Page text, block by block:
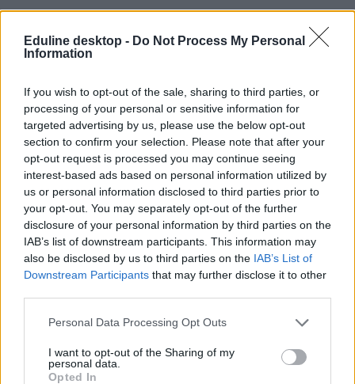
Eduline desktop - Do Not Process My Personal
Information
If you wish to opt-out of the sale, sharing to third parties, or
processing of your personal or sensitive information for
targeted advertising by us, please use the below opt-out
section to confirm your selection. Please note that after your
opt-out request is processed you may continue seeing
interest-based ads based on personal information utilized by
us or personal information disclosed to third parties prior to
your opt-out. You may separately opt-out of the further
disclosure of your personal information by third parties on the
IAB’s list of downstream participants. This information may
also be disclosed by us to third parties on the IAB’s List of
Downstream Participants that may further disclose it to other
Personal Data Processing Opt Outs
I want to opt-out of the Sharing of my
personal data.
Opted In
egyetem
pótfelvételi
pótfelvételi ponthatárok
ponthatárok 2021
pótfelvételi 2021
pótfelvételi ponthatárok 2021